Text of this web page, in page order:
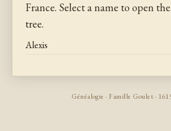
France. Select a name to open
tree.
Alexis
Généalogie · Famille Goulet ·